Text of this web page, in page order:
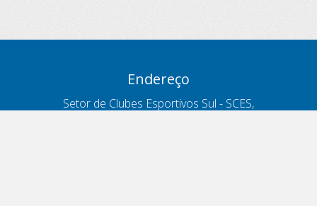
Endereço
Setor de Clubes Esportivos Sul - SCES,